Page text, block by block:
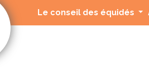
Le conseil des équidés
des cookies